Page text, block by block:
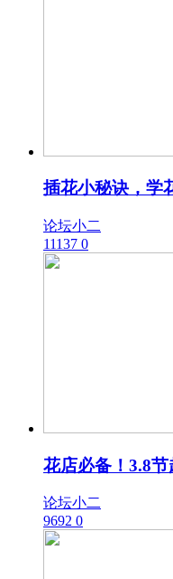
插花小秘诀，学
论坛小二
11137 0
花店必备！3.8
论坛小二
9692 0